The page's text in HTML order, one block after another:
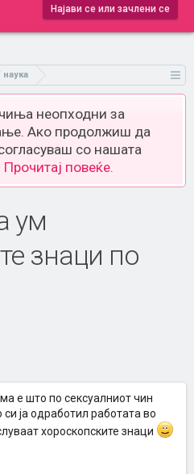
Најави се или зачлени се
наука
неопходни за
Ако продолжиш да
со нашата
Прочитај повеќе.
ум
знаци по
е што по сексуалниот чин
ја одработил работата во
хороскопските знаци